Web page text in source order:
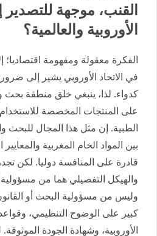
القنب، موجهة
الأوروبية والعالمية؟
الفكرة معقولة ومفهومة اقتصاديا؛
كدواء. لذا، ينبغي خلق منطقة بحث
على المنتجات المخصصة
الطبية. إن مثل هذا المجال للبحث
بين المواد الخام المغربية
قادرة على المنافسة دوليا. لكن
والهيكل التفصيلي هما من
وليس من مسؤولية البحث أو
كبير على الوضوح التنظيمي،
الأوروبية، وشهادة الجودة